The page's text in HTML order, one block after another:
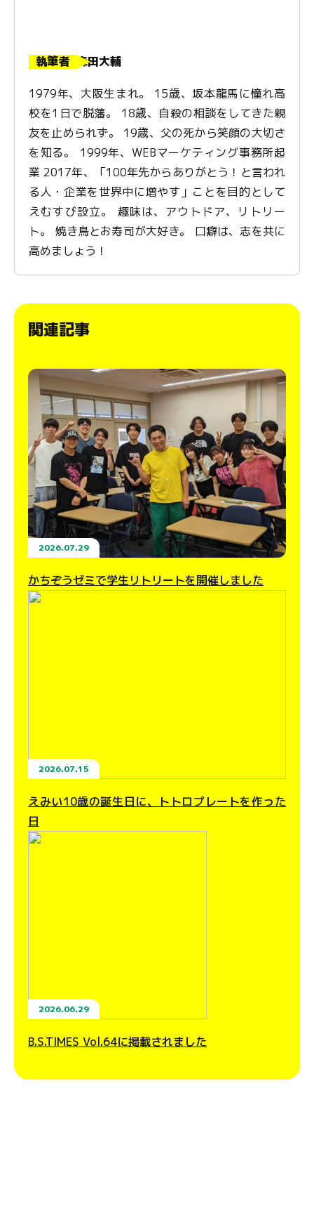
執筆者 森田大輔
1979年、大阪生まれ。 15歳、坂本龍馬に憧れ高
校を1日で脱藩。 18歳、自殺の相談をしてきた親
友を止められず。 19歳、父の死から笑顔の大切さ
を知る。 1999年、WEBマーケティング事務所起
業 2017年、「100年先からありがとう！と言われ
る人・企業を世界中に増やす」ことを目的として
えむすび設立。 趣味は、アウトドア、リトリー
ト。 焼き鳥とお寿司が大好き。 口癖は、志を共に
高めましょう！
関連記事
2026.07.29
かちぞうゼミで学生リトリートを開催しました
2026.07.15
えみい10歳の誕生日に、トトロプレートを作った
日
2026.06.29
B.S.TIMES Vol.64に掲載されました